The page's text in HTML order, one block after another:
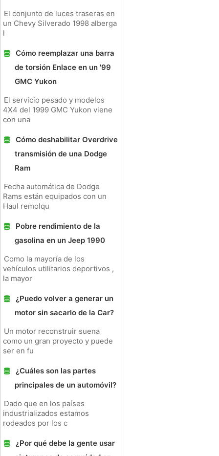
El conjunto de luces traseras en
un Chevy Silverado 1998 alberga
l
Cómo reemplazar una barra
de torsión Enlace en un '99
GMC Yukon
El servicio pesado y modelos
4X4 del 1999 GMC Yukon viene
con una
Cómo deshabilitar Overdrive
transmisión de una Dodge
Ram
Fecha automática de Dodge
Rams están equipados con un
Haul remolqu
Pobre rendimiento de la
gasolina en un Jeep 1990
Como la mayoría de los
vehículos utilitarios deportivos ,
la mayor
¿Puedo volver a generar un
motor sin sacarlo de la Car?
Un motor reconstruir suena
como un gran proyecto y puede
ser en fu
¿Cuáles son las partes
principales de un automóvil?
Dado que en los países
industrializados estamos
rodeados por los c
¿Por qué debe la gente usar